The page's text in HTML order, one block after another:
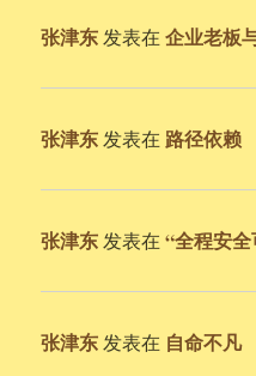
张津东 发表在企业老板
张津东 发表在 路径依赖
张津东 发表在“全程安
张津东 发表在 自命不凡